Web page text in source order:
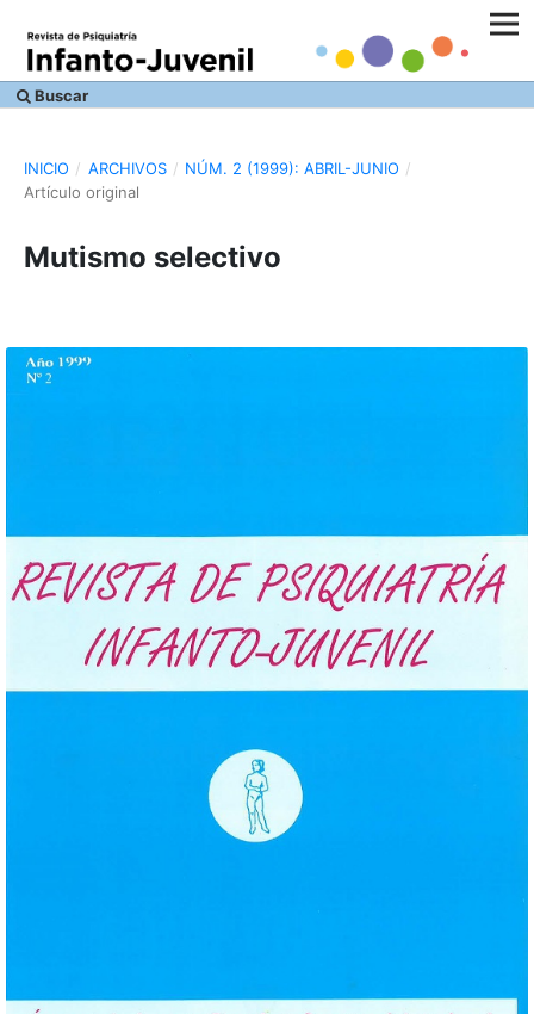
Buscar
INICIO / ARCHIVOS / NÚM. 2 (1999): ABRIL-JUNIO /
Artículo original
Mutismo selectivo